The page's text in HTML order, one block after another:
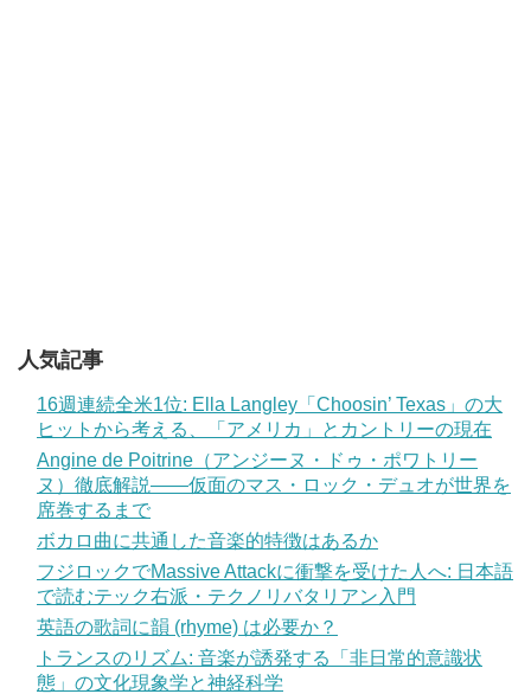
人気記事
16週連続全米1位: Ella Langley「Choosin’ Texas」の大
ヒットから考える、「アメリカ」とカントリーの現在
Angine de Poitrine（アンジーヌ・ドゥ・ポワトリー
ヌ）徹底解説——仮面のマス・ロック・デュオが世界を
席巻するまで
ボカロ曲に共通した音楽的特徴はあるか
フジロックでMassive Attackに衝撃を受けた人へ: 日本語
で読むテック右派・テクノリバタリアン入門
英語の歌詞に韻 (rhyme) は必要か？
トランスのリズム: 音楽が誘発する「非日常的意識状
態」の文化現象学と神経科学